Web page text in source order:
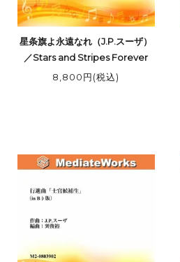
星条旗よ永遠なれ（J.P.スーザ）
／Stars and Stripes Forever
8,800円(税込)